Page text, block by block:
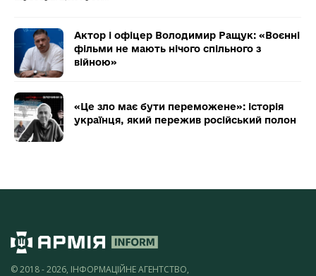
Актор і офіцер Володимир Ращук: «Воєнні
фільми не мають нічого спільного з
війною»
«Це зло має бути переможене»: історія
українця, який пережив російський полон
© 2018 - 2026, ІНФОРМАЦІЙНЕ АГЕНТСТВО,